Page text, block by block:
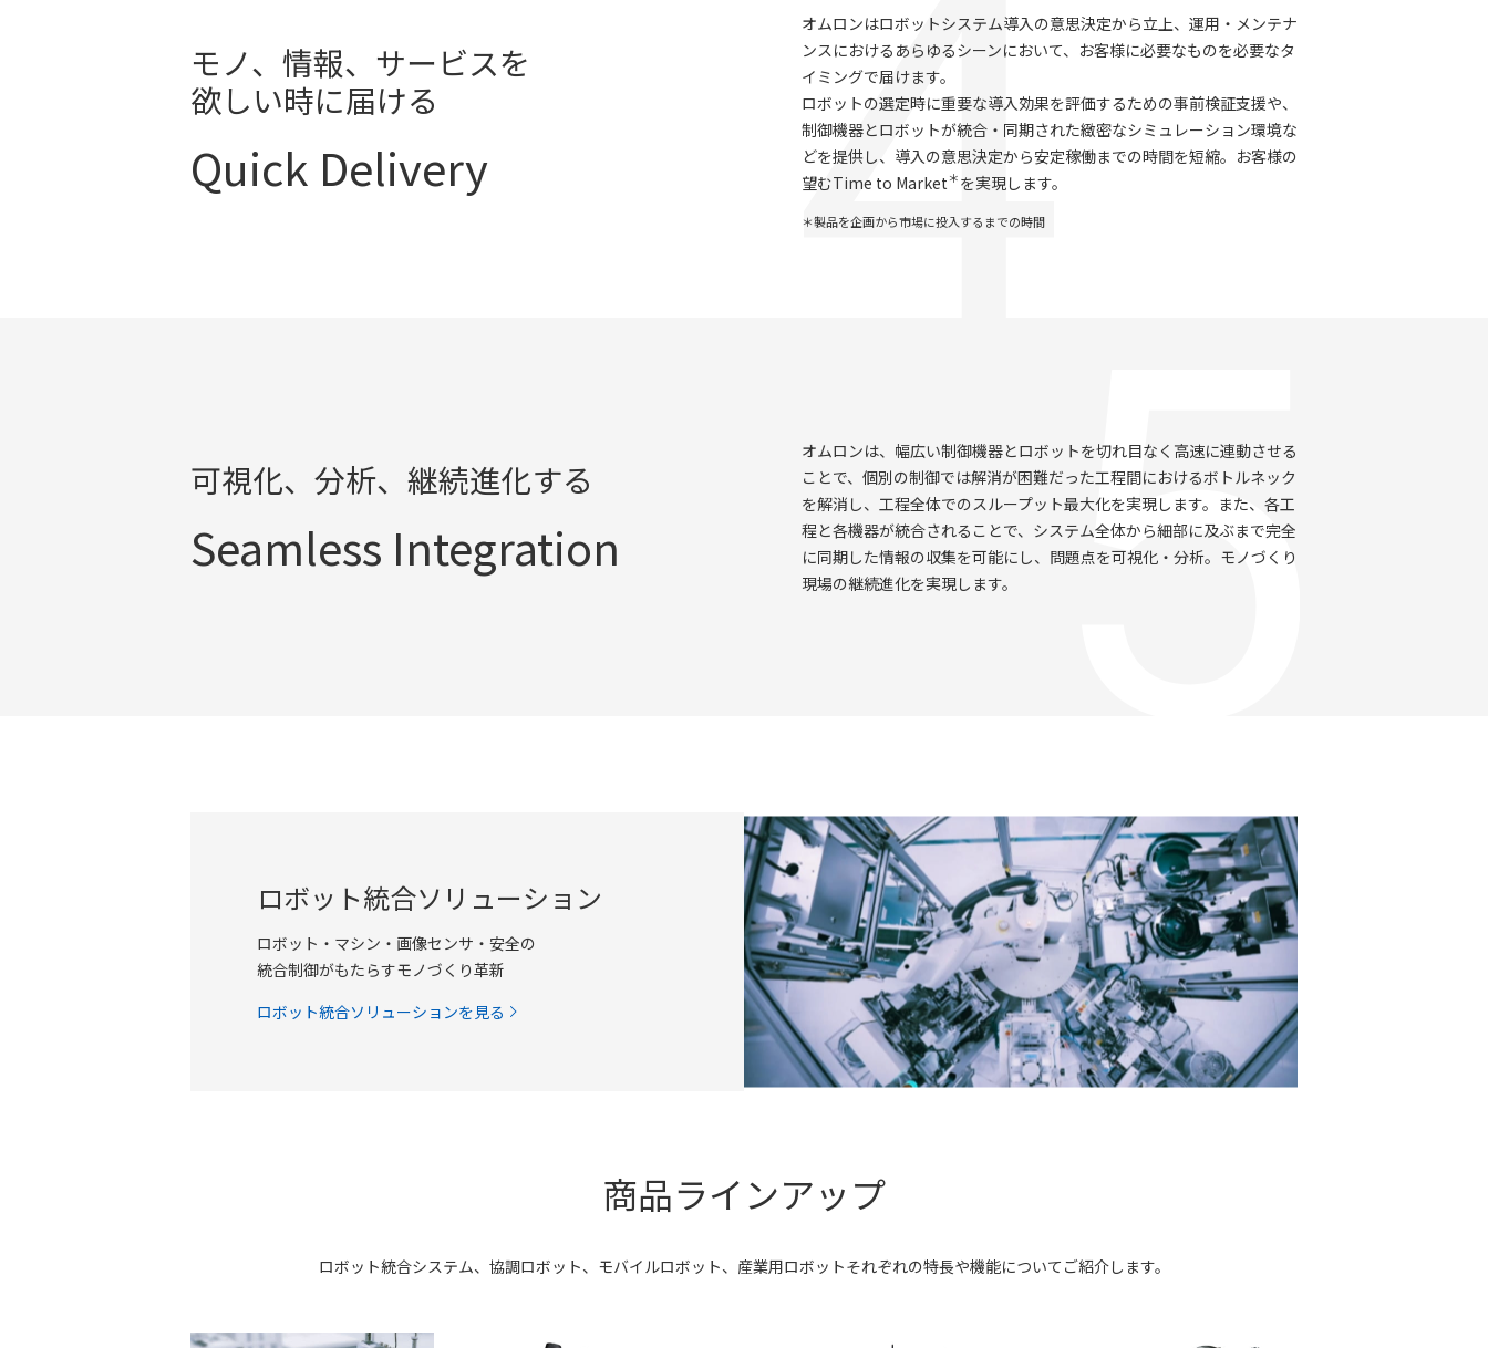
モノ、情報、サービスを
欲しい時に届ける
Quick Delivery
オムロンはロボットシステム導入の意思決定から立上、運用・メンテナ
ンスにおけるあらゆるシーンにおいて、お客様に必要なものを必要なタ
イミングで届けます。
ロボットの選定時に重要な導入効果を評価するための事前検証支援や、
制御機器とロボットが統合・同期された緻密なシミュレーション環境な
どを提供し、導入の意思決定から安定稼働までの時間を短縮。お客様の
望むTime to Market ＊ を実現します。
＊製品を企画から市場に投入するまでの時間
可視化、分析、継続進化する
Seamless Integration
オムロンは、幅広い制御機器とロボットを切れ目なく高速に連動させる
ことで、個別の制御では解消が困難だった工程間におけるボトルネック
を解消し、工程全体でのスループット最大化を実現します。また、各工
程と各機器が統合されることで、システム全体から細部に及ぶまで完全
に同期した情報の収集を可能にし、問題点を可視化・分析。モノづくり
現場の継続進化を実現します。
ロボット統合ソリューション
ロボット・マシン・画像センサ・安全の
統合制御がもたらすモノづくり革新
ロボット統合ソリューションを見る
商品ラインアップ
ロボット統合システム、協調ロボット、モバイルロボット、産業用ロボットそれぞれの特長や機能についてご紹介します。